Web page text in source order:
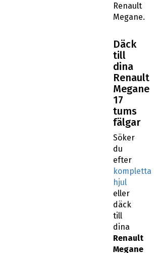
Renault
Megane.
Däck
till
dina
Renault
Megane
17
tums
fälgar
Söker
du
efter
kompletta
hjul
eller
däck
till
dina
Renault
Megane